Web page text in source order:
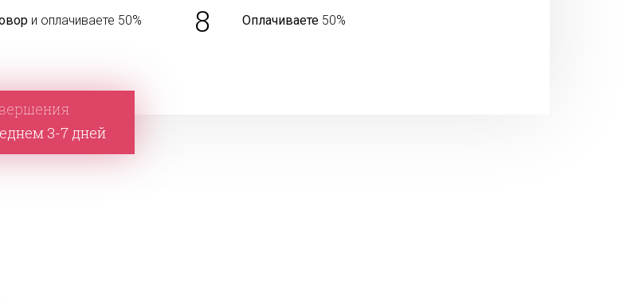
и оплачиваете 50% 8 Оплачиваете50%
3-7 дней